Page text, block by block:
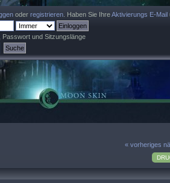
oder registrieren . Haben Sie IhreAktivierungs E-Mail
Passwort und Sitzungslänge
« vorheriges